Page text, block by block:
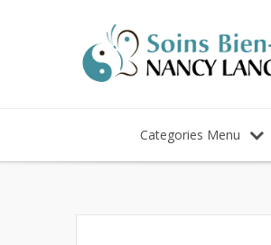
Categories Menu